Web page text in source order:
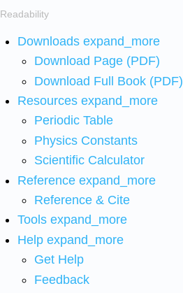
Readability
Downloads expand_more
Download Page (PDF)
Download Full Book (PDF)
Resources expand_more
Periodic Table
Physics Constants
Scientific Calculator
Reference expand_more
Reference & Cite
Tools expand_more
Help expand_more
Get Help
Feedback